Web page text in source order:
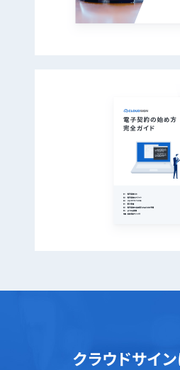
クラウドサイン